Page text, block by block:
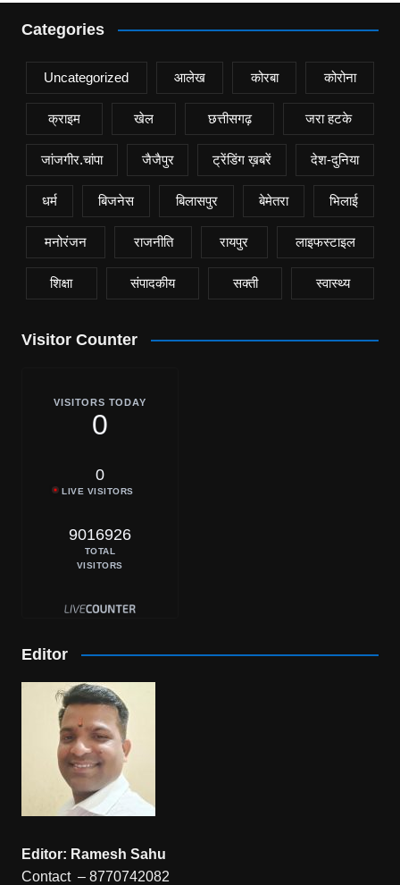
Categories
Uncategorized आलेख कोरबा कोरोना
क्राइम खेल छत्तीसगढ़ जरा हटके
जांजगीर.चांपा जैजैपुर ट्रेंडिंग ख़बरें देश-दुनिया
धर्म बिजनेस बिलासपुर बेमेतरा भिलाई
मनोरंजन राजनीति रायपुर लाइफस्टाइल
शिक्षा संपादकीय सक्ती स्वास्थ्य
Visitor Counter
VISITORS TODAY
0
0
LIVE VISITORS
9016926
TOTAL
VISITORS
Editor
Editor: Ramesh Sahu
Contact – 8770742082